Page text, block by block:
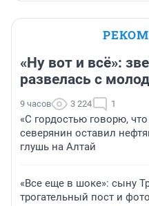
«Ну вот и всё»:
развелась с
9 часов 3 224 1
«С гордостью говорю,
северянин оставил
глушь на Алтай
«Все еще в шоке»: сыну
трогательный пост и фото